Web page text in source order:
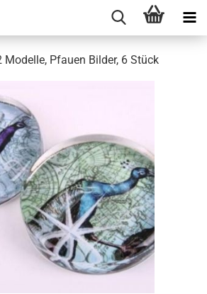
Modelle, Pfauen Bilder, 6 Stück